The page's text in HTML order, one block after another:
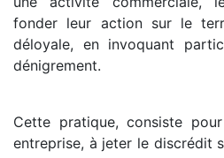
fonder leur action sur le
déloyale, en invoquant
dénigrement.
Cette pratique, consiste
entreprise, à jeter le discrédit